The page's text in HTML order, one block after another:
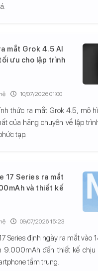
mắt Grok 4.5 AI
ưu cho lập trình
thức ra mắt Grok 4.5, mô
của hãng chuyên về lập
tạp.
10/07/2026 01:00
17 Series ra mắt
và thiết kế
Series định ngày ra mắt vào
9.000mAh đến thiết kế chịu
tầm trung.
09/07/2026 15:23